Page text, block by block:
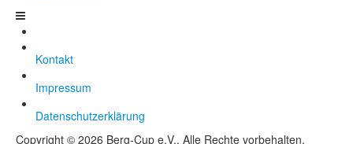
Kontakt
Impressum
Datenschutzerklärung
Copyright © 2026 Berg-Cup e.V.. Alle Rechte vorbehalten.